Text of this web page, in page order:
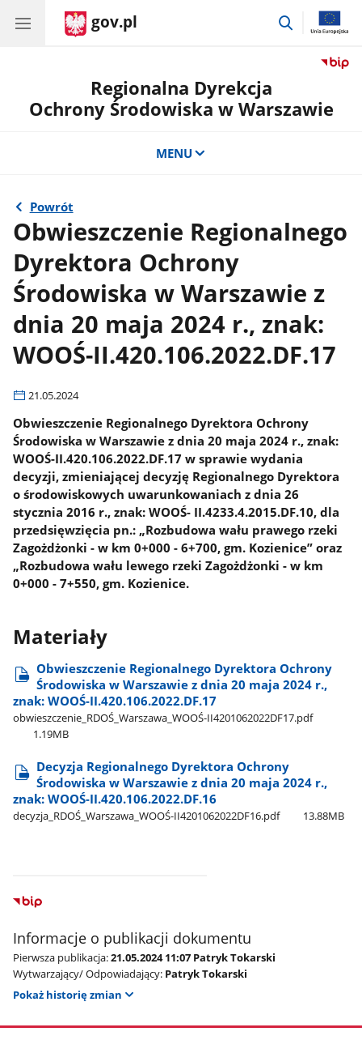
gov.pl
przejdź
Regionalna Dyrekcja
Ochrony Środowiska w Warszawie
MENU
Powrót
Obwieszczenie Regionalnego
Dyrektora Ochrony
Środowiska w Warszawie z
dnia 20 maja 2024 r., znak:
WOOŚ-II.420.106.2022.DF.17
21.05.2024
Obwieszczenie Regionalnego Dyrektora Ochrony
Środowiska w Warszawie z dnia 20 maja 2024 r., znak:
WOOŚ-II.420.106.2022.DF.17 w sprawie wydania
decyzji, zmieniającej decyzję Regionalnego Dyrektora
o środowiskowych uwarunkowaniach z dnia 26
stycznia 2016 r., znak: WOOŚ- II.4233.4.2015.DF.10, dla
przedsięwzięcia pn.: „Rozbudowa wału prawego rzeki
Zagożdżonki - w km 0+000 - 6+700, gm. Kozienice” oraz
„Rozbudowa wału lewego rzeki Zagożdżonki - w km
0+000 - 7+550, gm. Kozienice.
Materiały
Obwieszczenie Regionalnego Dyrektora Ochrony
Środowiska w Warszawie z dnia 20 maja 2024 r.,
znak: WOOŚ-II.420.106.2022.DF.17
obwieszczenie​_RDOŚ​_Warszawa​_WOOŚ-II4201062022DF17.pdf
1.19MB
Decyzja Regionalnego Dyrektora Ochrony
Środowiska w Warszawie z dnia 20 maja 2024 r.,
znak: WOOŚ-II.420.106.2022.DF.16
decyzja​_RDOŚ​_Warszawa​_WOOŚ-II4201062022DF16.pdf 13.88MB
Informacje o publikacji dokumentu
Pierwsza publikacja:21.05.2024 11:07 Patryk Tokarski
Wytwarzający/ Odpowiadający: Patryk Tokarski
Pokaż historię zmian